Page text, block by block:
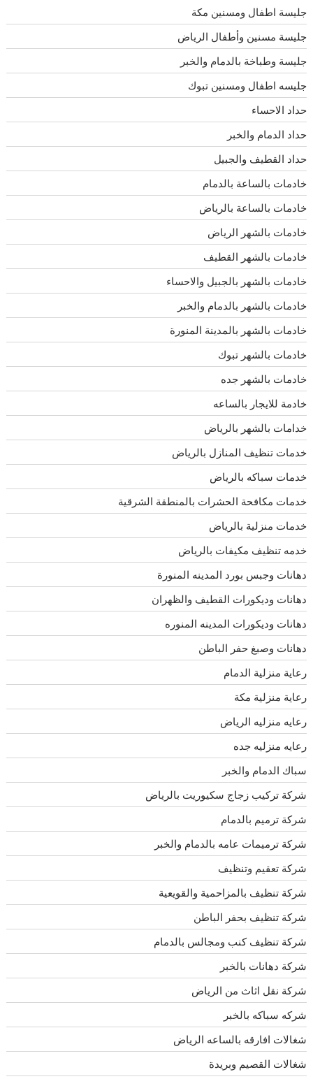
جليسة اطفال ومسنين مكة
جليسة مسنين وأطفال الرياض
جليسة وطباخة بالدمام والخبر
جليسه اطفال ومسنين تبوك
حداد الاحساء
حداد الدمام والخبر
حداد القطيف والجبيل
خادمات بالساعة بالدمام
خادمات بالساعة بالرياض
خادمات بالشهر الرياض
خادمات بالشهر القطيف
خادمات بالشهر بالجبيل والاحساء
خادمات بالشهر بالدمام والخبر
خادمات بالشهر بالمدينة المنورة
خادمات بالشهر تبوك
خادمات بالشهر جده
خادمة للايجار بالساعه
خدامات بالشهر بالرياض
خدمات تنظيف المنازل بالرياض
خدمات سباكه بالرياض
خدمات مكافحة الحشرات بالمنطقة الشرقية
خدمات منزلية بالرياض
خدمه تنظيف مكيفات بالرياض
دهانات وجبس بورد المدينه المنورة
دهانات وديكورات القطيف والظهران
دهانات وديكورات المدينه المنوره
دهانات وصبغ حفر الباطن
رعاية منزلية الدمام
رعاية منزلية مكة
رعايه منزليه الرياض
رعايه منزليه جده
سباك الدمام والخبر
شركة تركيب زجاج سكيوريت بالرياض
شركة ترميم بالدمام
شركة ترميمات عامه بالدمام والخبر
شركة تعقيم وتنظيف
شركة تنظيف بالمزاحمية والقويعية
شركة تنظيف بحفر الباطن
شركة تنظيف كنب ومجالس بالدمام
شركة دهانات بالخبر
شركة نقل اثاث من الرياض
شركه سباكه بالخبر
شغالات افارقه بالساعه الرياض
شغالات القصيم وبريدة